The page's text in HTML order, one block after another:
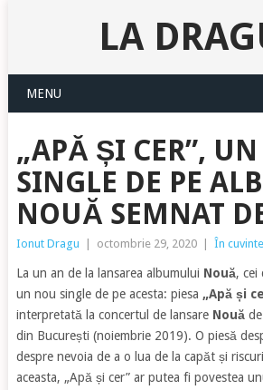
LA
MENU
„APĂ ȘI CER”,
SINGLE DE PE
NOUĂ SEMNAT
Ionut Dragu octombrie 29, 2020 În cuvinte
La un an de la lansarea albumului Nouă, cei
un nou single de pe acesta: piesa „Apă și
interpretată la concertul de lansare Nouăde
din București (noiembrie 2019). O piesă
despre nevoia de a o lua de la capăt și
aceasta, „Apă și cer” ar putea fi povestea